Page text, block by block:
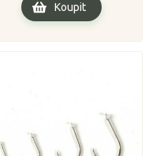
Koupit